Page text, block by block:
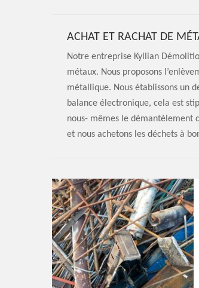
ACHAT ET RACHAT DE
Notre entreprise Kyllian
métaux. Nous proposons
métallique. Nous établissons un
balance électronique, cela est
nous- mêmes le démantèlement
et nous achetons les déchets à